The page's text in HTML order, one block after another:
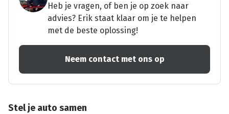
Heb je vragen, of ben je op zoek naar
advies? Erik staat klaar om je te helpen
met de beste oplossing!
Neem contact met ons op
Stel je auto samen